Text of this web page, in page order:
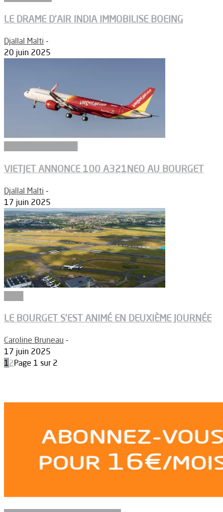
LE DRAME D’AIR INDIA IMMOBILISE BOEING
Djallal Malti -
20 juin 2025
VIETJET ANNONCE 100 A321NEO AU BOURGET
Djallal Malti -
17 juin 2025
LE BOURGET S’EST ANIMÉ EN DEUXIÈME JOURNÉE
Caroline Bruneau -
17 juin 2025
12Page 1 sur 2